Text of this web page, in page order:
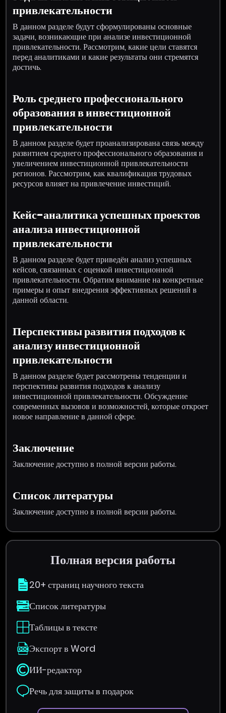
привлекательности
В данном разделе будут сформулированы основные
задачи, возникающие при анализе инвестиционной
привлекательности. Рассмотрим, какие цели ставятся
перед аналитиками и какие результаты они стремятся
достичь.
Роль среднего профессионального
образования в инвестиционной
привлекательности
В данном разделе будет проанализирована связь между
развитием среднего профессионального образования и
увеличением инвестиционной привлекательности
регионов. Рассмотрим, как квалификация трудовых
ресурсов влияет на привлечение инвестиций.
Кейс-аналитика успешных проектов
анализа инвестиционной
привлекательности
В данном разделе будет приведён анализ успешных
кейсов, связанных с оценкой инвестиционной
привлекательности. Обратим внимание на конкретные
примеры и опыт внедрения эффективных решений в
данной области.
Перспективы развития подходов к
анализу инвестиционной
привлекательности
В данном разделе будет рассмотрены тенденции и
перспективы развития подходов к анализу
инвестиционной привлекательности. Обсуждение
современных вызовов и возможностей, которые откроет
новое направление в данной сфере.
Заключение
Заключение доступно в полной версии работы.
Список литературы
Заключение доступно в полной версии работы.
Полная версия работы
20+ страниц научного текста
Список литературы
Таблицы в тексте
Экспорт в Word
ИИ-редактор
Речь для защиты в подарок